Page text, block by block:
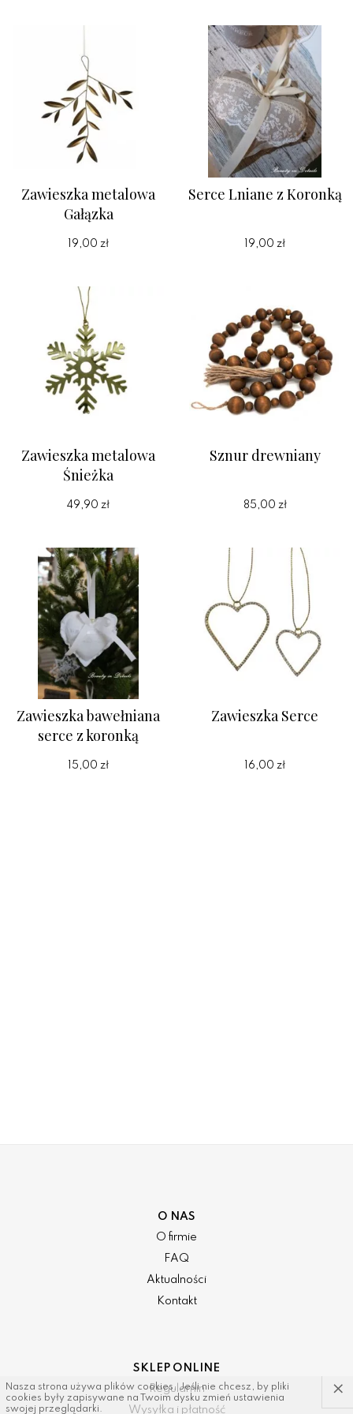
Zawieszka metalowa
Gałązka
19,00 zł
Serce Lniane z Koronką
19,00 zł
Zawieszka metalowa
Śnieżka
49,90 zł
Sznur drewniany
85,00 zł
Zawieszka bawełniana
serce z koronką
15,00 zł
Zawieszka Serce
16,00 zł
O NAS
O firmie
FAQ
Aktualności
Kontakt
SKLEP ONLINE
Regulamin
Wysyłka i płatność
Nasza strona używa plików cookies. Jeśli nie chcesz, by pliki
cookies były zapisywane na Twoim dysku zmień ustawienia
swojej przeglądarki.
×